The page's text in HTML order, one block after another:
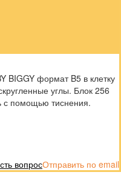
BIGGY формат B5 в клетку
углы. Блок 256
с помощью тиснения.
Отправить по email
вопрос